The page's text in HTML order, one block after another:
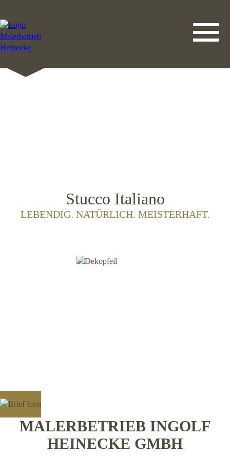
Stucco Italiano
LEBENDIG. NATÜRLICH. MEISTERHAFT.
MALERBETRIEB INGOLF
HEINECKE GMBH